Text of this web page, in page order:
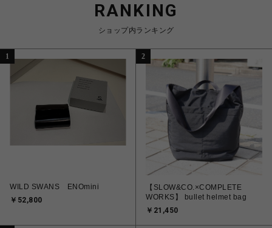
RANKING
ショップ内ランキング
1
WILD SWANS ENOmini
￥52,800
2
【SLOW&CO.×COMPLETE
WORKS】 bullet helmet bag
￥21,450